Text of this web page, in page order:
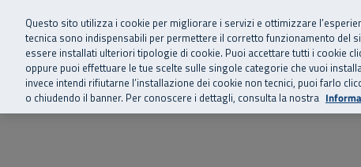
Vai al menu principale
Vai al contenuto principale
Vai al Footer
SuperAbile - il Contact Center Inail per il mondo della disabilità
Home Chi siamo Storie, news
Questo sito utilizza i cookie per migliorare i servizi e ottimizzare
tecnica sono indispensabili per permettere il corretto funzionamento del
essere installati ulteriori tipologie di cookie. Puoi accettare tutti i cookie
oppure puoi effettuare le tue scelte sulle singole categorie che vuoi
invece intendi rifiutarne l’installazione dei cookie non tecnici, puoi farlo
o chiudendo il banner. Per conoscere i dettagli, consulta la nostra